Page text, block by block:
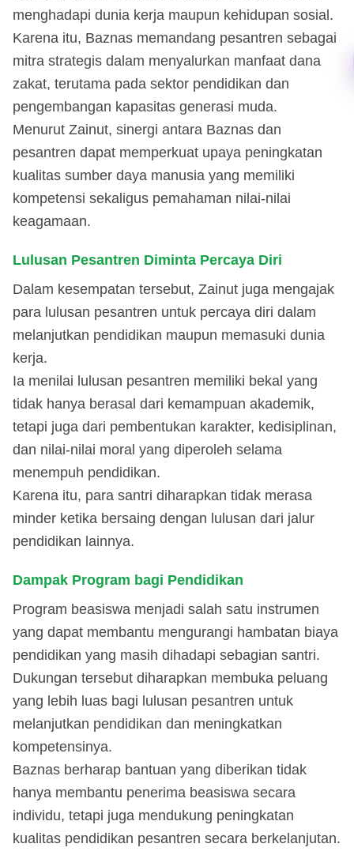
menghadapi dunia kerja maupun kehidupan sosial.
Karena itu, Baznas memandang pesantren sebagai
mitra strategis dalam menyalurkan manfaat dana
zakat, terutama pada sektor pendidikan dan
pengembangan kapasitas generasi muda.
Menurut Zainut, sinergi antara Baznas dan
pesantren dapat memperkuat upaya peningkatan
kualitas sumber daya manusia yang memiliki
kompetensi sekaligus pemahaman nilai-nilai
keagamaan.
Lulusan Pesantren Diminta Percaya Diri
Dalam kesempatan tersebut, Zainut juga mengajak
para lulusan pesantren untuk percaya diri dalam
melanjutkan pendidikan maupun memasuki dunia
kerja.
Ia menilai lulusan pesantren memiliki bekal yang
tidak hanya berasal dari kemampuan akademik,
tetapi juga dari pembentukan karakter, kedisiplinan,
dan nilai-nilai moral yang diperoleh selama
menempuh pendidikan.
Karena itu, para santri diharapkan tidak merasa
minder ketika bersaing dengan lulusan dari jalur
pendidikan lainnya.
Dampak Program bagi Pendidikan
Program beasiswa menjadi salah satu instrumen
yang dapat membantu mengurangi hambatan biaya
pendidikan yang masih dihadapi sebagian santri.
Dukungan tersebut diharapkan membuka peluang
yang lebih luas bagi lulusan pesantren untuk
melanjutkan pendidikan dan meningkatkan
kompetensinya.
Baznas berharap bantuan yang diberikan tidak
hanya membantu penerima beasiswa secara
individu, tetapi juga mendukung peningkatan
kualitas pendidikan pesantren secara berkelanjutan.